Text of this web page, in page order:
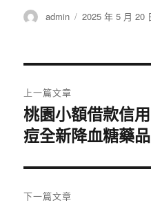
作
admin
發
2025 年 5 月 20
章
導
覽
上一篇文章
上
一
文
章:
桃園小額借款信
痘全新降血糖藥品
下一篇文章